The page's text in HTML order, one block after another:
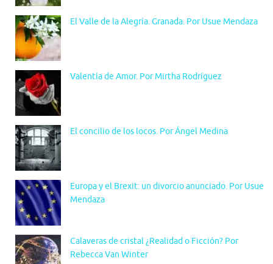
El Valle de la Alegría. Granada. Por Usue Mendaza
Valentía de Amor. Por Mirtha Rodríguez
El concilio de los locos. Por Ángel Medina
Europa y el Brexit: un divorcio anunciado. Por Usue
Mendaza
Calaveras de cristal ¿Realidad o Ficción? Por
Rebecca Van Winter